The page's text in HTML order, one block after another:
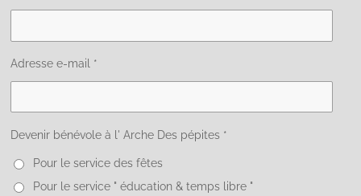
Adresse e-mail *
Devenir bénévole à l' Arche Des pépites *
Pour le service des fêtes
Pour le service " éducation & temps libre "